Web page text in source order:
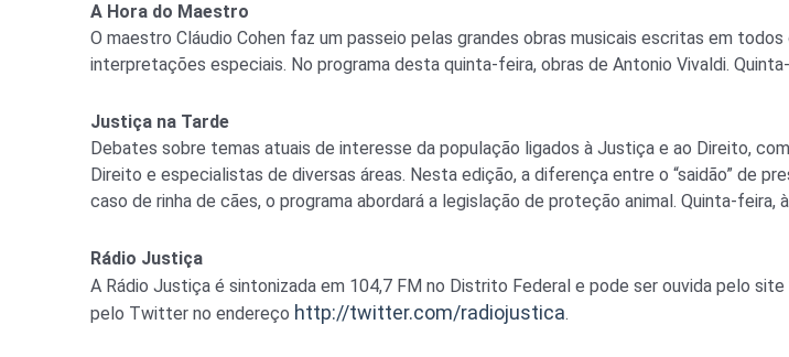
A Hora do Maestro
O maestro Cláudio Cohen faz um passeio pelas grandes obras musicais escritas em
interpretações especiais. No programa desta quinta-feira, obras de Antonio Vivaldi.
Justiça na Tarde
Debates sobre temas atuais de interesse da população ligados à Justiça e ao Direito,
Direito e especialistas de diversas áreas. Nesta edição, a diferença entre o “saidão” de
caso de rinha de cães, o programa abordará a legislação de proteção animal. Quinta-feira,
Rádio Justiça
A Rádio Justiça é sintonizada em 104,7 FM no Distrito Federal e pode ser ouvida pelo site
pelo Twitter no endereço http://twitter.com/radiojustica.